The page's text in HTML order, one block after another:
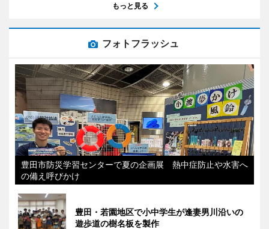
もっと見る
フォトフラッシュ
豊田市防災学習センターで夏の企画展 熱中症防止や水害へ
の備え呼びかけ
豊田・若園地区で小中学生が逢妻男川沿いの
遊歩道の樹名板を製作